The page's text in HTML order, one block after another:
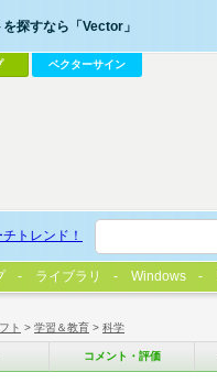
ト > 学習＆教育 > 科学
コメント・評価
探すなら「Vector」
ベクターサイン
トレンド！
ライブラリ Windows